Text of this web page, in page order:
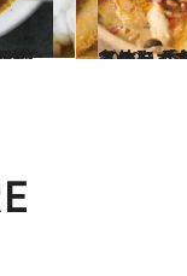
レー8選 2019.1.4
冬のあったかレシピ【まとめ】 季
グルメ